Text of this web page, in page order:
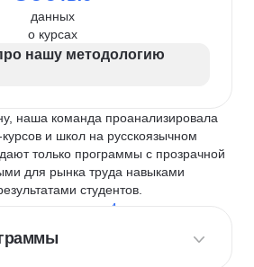
данных
о курсах
нашу методологию
наша команда проанализировала
и школ на русскоязычном
только программы с прозрачной
для рынка труда навыками
студентов.
оцениваем по
4 критериям